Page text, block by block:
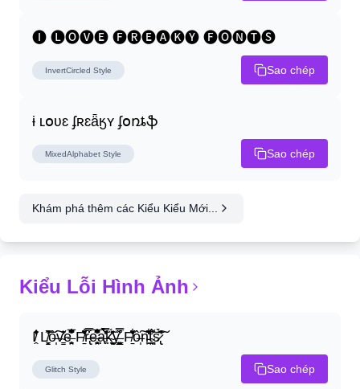
🅘 🅛🅞🅥🅔 🅕🅡🅔🅐🅚🅨 🅕🅞🅝🅣🅢
InvertCircled Style Sao chép
ɨ ʟօʋɛ ʄʀɛǟӄʏ ʄօռȶֆ
MixedAlphabet Style Sao chép
Khám phá thêm các Kiểu Kiểu Mới...
Kiểu Lỗi Hình Ảnh
I̸̭̍̄̂̐̒̾̔ L̸̘̳̞̋̓̏̍͐͝ô̶̩͠v̴̳̔̈͛e̶̤̹̼̥͋͆̂̅͊̽͂ F̸̱̈̌͋̍̒̽r̶̢̅͒̿͒e̶̤̹̼̥͋͆̂̅͊̽͂a̶̛̜̥̜̣̔̓̉̿̌̃̀̅k̴͈͕̮͉̫̮̣̃̽̈́̔̎y̶̬͓͍͇̰͚͑̿̓͌ F̸̱̈̌͋̍̒̽ô̶̩͠n̵̫͖͛͗̓̏̌͋̏̔̋t̴̘̪̦͌́̍͝s̷̢̛̀̃̆́̽͘͠
Glitch Style Sao chép